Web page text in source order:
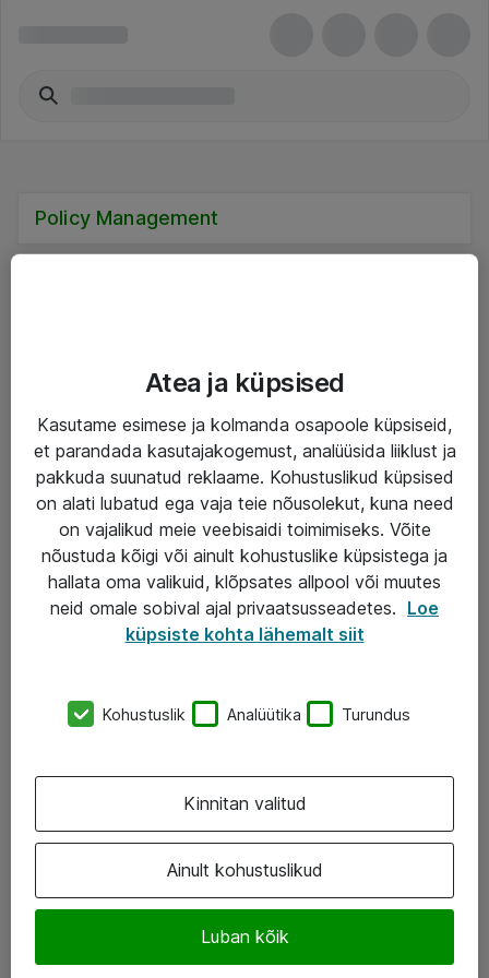
Policy Management
IT taristu
Haldusteenused
Garantii
Turva- ja nõrkvoolulahendused
AS ATEA
Atea kontaktid
Jälgi meid
LinkedIn
Atea ja küpsised
Kasutame esimese ja kolmanda osapoole küpsiseid,
et parandada kasutajakogemust, analüüsida liiklust ja
pakkuda suunatud reklaame. Kohustuslikud küpsised
on alati lubatud ega vaja teie nõusolekut, kuna need
on vajalikud meie veebisaidi toimimiseks. Võite
nõustuda kõigi või ainult kohustuslike küpsistega ja
hallata oma valikuid, klõpsates allpool või muutes
neid omale sobival ajal privaatsusseadetes. Loe
küpsiste kohta lähemalt siit
Kohustuslik Analüütika Turundus
Ainult kohustuslikud
Luban kõik
Kinnitan valitud